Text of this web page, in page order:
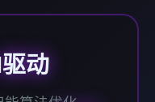
动